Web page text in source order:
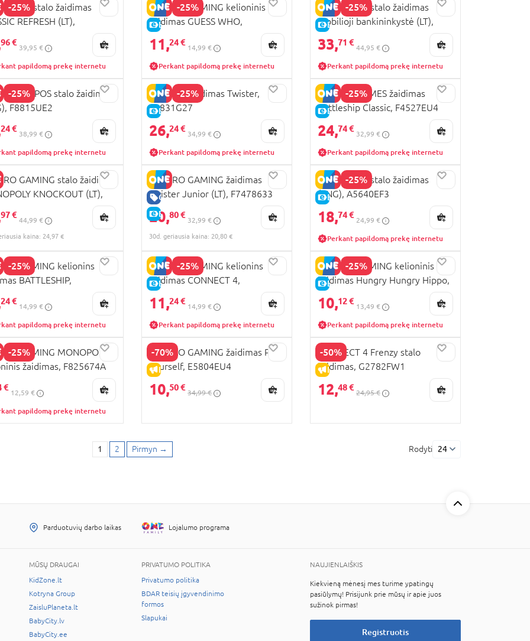
-25% stalo žaidimas
REFRESH (LT),
96 €
39,95 €
papildomą prekę internetu
-25%
E-KAINA
HASBRO GAMING kelioninis
žaidimas GUESS WHO,
F825774A
11,24 €
14,99 €
Perkant papildomą prekę internetu
-25%
E-KAINA
MONOPOLY stalo žaidimas
mobilioji bankininkystė (LT),
G1424633
33,71 €
44,95 €
Perkant papildomą prekę internetu
-25%HIPPOS stalo žaidimas
F8815UE2
24 €
38,99 €
papildomą prekę internetu
-25%
E-KAINA
HASBRO Žaidimas Twister,
98831G27
26,24 €
34,99 €
Perkant papildomą prekę internetu
-25%
E-KAINA
HASBRO GAMES žaidimas
Battleship Classic, F4527EU4
24,74 €
32,99 €
Perkant papildomą prekę internetu
KAINA
GAMING stalo žaidimas
KNOCKOUT (LT),
97 €
44,99 €
kaina: 24,97 €
GERA KAINA
E-KAINA
HASBRO GAMING žaidimas
Twister Junior (LT), F7478633
20,80 €
32,99 €
30d. geriausia kaina: 20,80 €
-25%
E-KAINA
CONNECT 4 stalo žaidimas
(ENG), A5640EF3
18,74 €
24,99 €
Perkant papildomą prekę internetu
-25%GAMING kelionins
BATTLESHIP,
24 €
14,99 €
papildomą prekę internetu
-25%
E-KAINA
HASBRO GAMING kelionins
žaidimas CONNECT 4,
F825374A
11,24 €
14,99 €
Perkant papildomą prekę internetu
-25%
E-KAINA
HASBRO GAMING kelioninis
žaidimas Hungry Hungry Hippo,
B1001
10,12 €
13,49 €
Perkant papildomą prekę internetu
-25%GAMING MONOPOLY
žaidimas, F825674A
€
12,59 €
papildomą prekę internetu
-70%
IŠPARDAVIMAS
HASBRO GAMING žaidimas Pace
Yourself, E5804EU4
10,50 €
34,99 €
-50%
IŠPARDAVIMAS
CONNECT 4 Frenzy stalo
žaidimas, G2782FW1
12,48 €
24,95 €
1 2 Pirmyn → Rodyti 24
Parduotuvių darbo laikas Lojalumo programa
MŪSŲ DRAUGAI
KidZone.lt
Kotryna Group
ZaisluPlaneta.lt
BabyCity.lv
BabyCity.ee
PRIVATUMO POLITIKA
Privatumo politika
BDAR teisių įgyvendinimo
formos
Slapukai
NAUJIENLAIŠKIS
Kiekvieną mėnesį mes turime ypatingų
pasiūlymų! Prisijunk prie mūsų ir apie juos
sužinok pirmas!
Registruotis